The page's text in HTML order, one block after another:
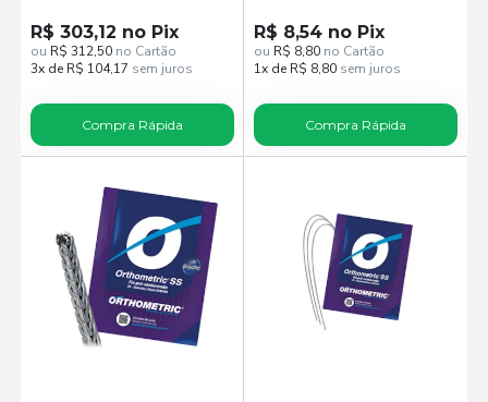
R$ 303,12 no Pix
ou R$ 312,50 no Cartão
3x de R$ 104,17 sem juros
Compra Rápida
R$ 8,54 no Pix
ou R$ 8,80 no Cartão
1x de R$ 8,80 sem juros
Compra Rápida